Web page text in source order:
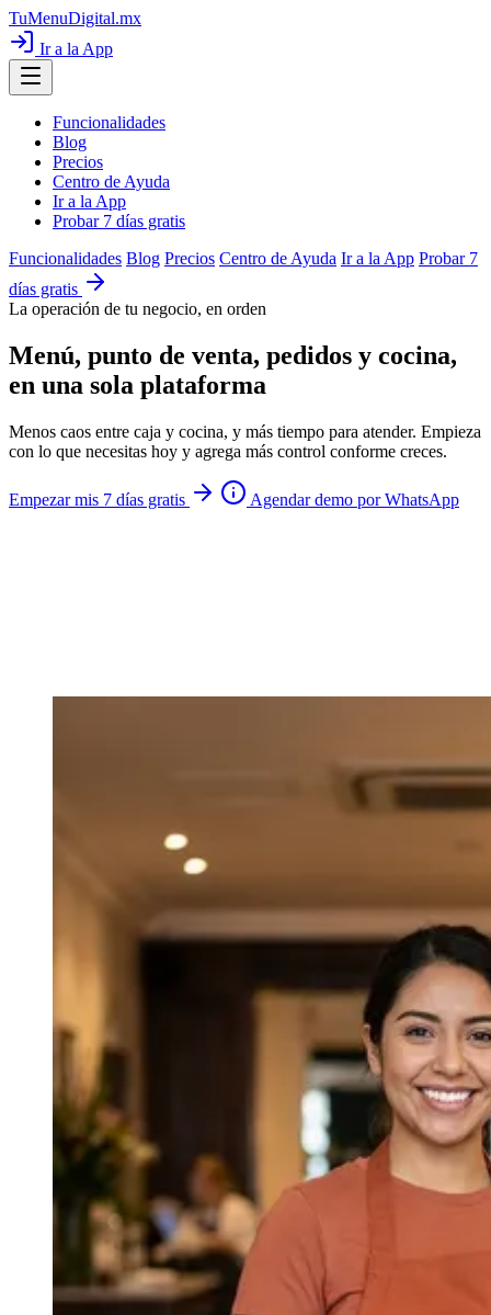
TuMenuDigital.mx
Ir a la App
Funcionalidades
Blog
Precios
Centro de Ayuda
Ir a la App
Probar 7 días gratis
Funcionalidades Blog Precios Centro de Ayuda Ir a la App Probar 7
días gratis
La operación de tu negocio, en orden
Menú, punto de venta, pedidos y cocina,
en una sola plataforma
Menos caos entre caja y cocina, y más tiempo para atender. Empieza
con lo que necesitas hoy y agrega más control conforme creces.
Empezar mis 7 días gratis Agendar demo por WhatsApp